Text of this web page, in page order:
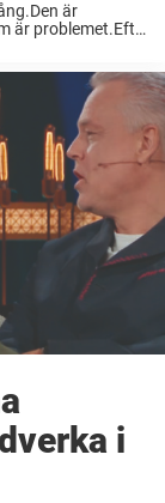
är
är problemet.Efter
i